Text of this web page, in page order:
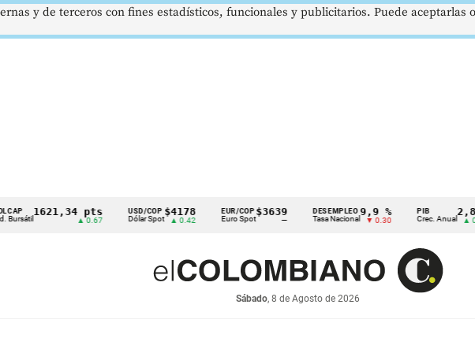
pts USD/COP
Dólar Spot
$4178
▲ 0.42
EUR/COP
Euro Spot
$3639
—
DESEMPLEO
Tasa Nacional
9,9 %
▼ 0.30
PIB
Crec. Anual
2,8 %
▲ 0.10
Sábado, 8 de Agosto de 2026
y de terceros con fines estadísticos, funcionales y publicitarios. Puede aceptarlas